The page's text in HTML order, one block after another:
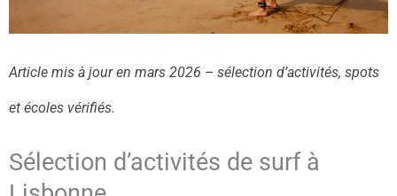
Article mis à jour en mars 2026 – sélection d’activités, spots
et écoles vérifiés.
Sélection d’activités de surf à